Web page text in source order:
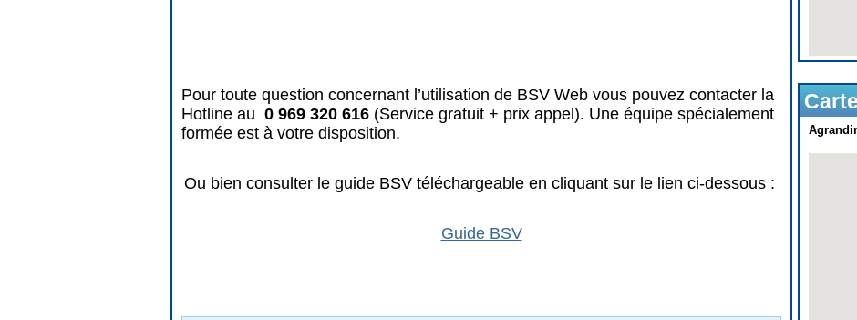
Pour toute question concernant l’utilisation de BSV Web vous pouvez contacter la
Hotline au 0 969 320 616 (Service gratuit + prix appel). Une équipe spécialement
formée est à votre disposition.
Ou bien consulter le guide BSV téléchargeable en cliquant sur le lien ci-dessous :
Guide BSV